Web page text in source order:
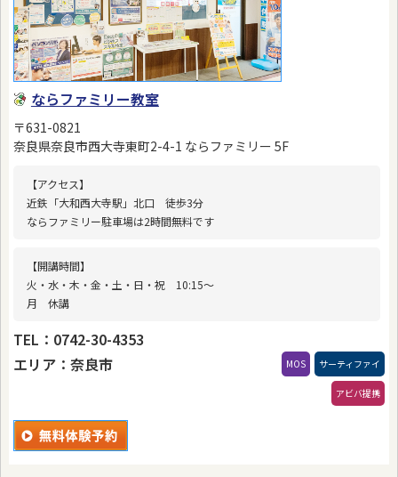
ならファミリー教室
〒631-0821
奈良県奈良市西大寺東町2-4-1 ならファミリー 5F
【アクセス】
近鉄「大和西大寺駅」北口 徒歩3分
ならファミリー駐車場は2時間無料です
【開講時間】
火・水・木・金・土・日・祝 10:15〜
月 休講
TEL：0742-30-4353
エリア：奈良市
サーティファイ
MOS
アビバ提携